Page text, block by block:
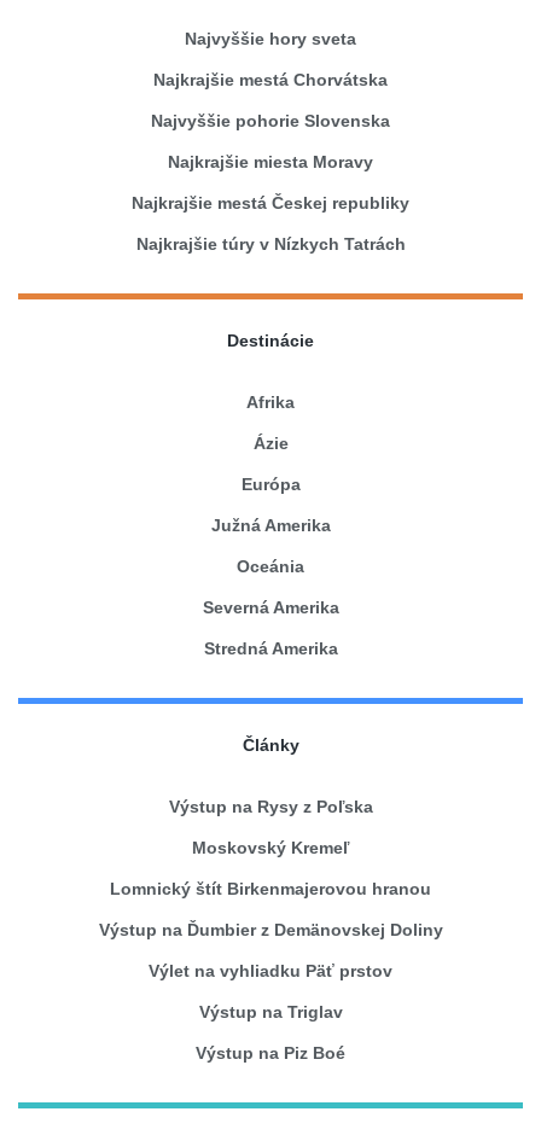
Najvyššie hory sveta
Najkrajšie mestá Chorvátska
Najvyššie pohorie Slovenska
Najkrajšie miesta Moravy
Najkrajšie mestá Českej republiky
Najkrajšie túry v Nízkych Tatrách
Destinácie
Afrika
Ázie
Európa
Južná Amerika
Oceánia
Severná Amerika
Stredná Amerika
Články
Výstup na Rysy z Poľska
Moskovský Kremeľ
Lomnický štít Birkenmajerovou hranou
Výstup na Ďumbier z Demänovskej Doliny
Výlet na vyhliadku Päť prstov
Výstup na Triglav
Výstup na Piz Boé